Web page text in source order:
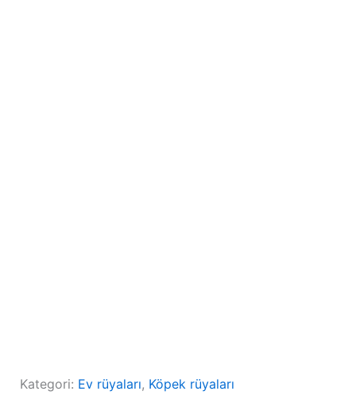
Kategori: Ev rüyaları, Köpek rüyaları